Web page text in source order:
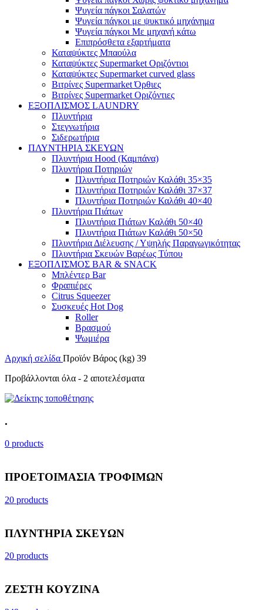
Ψυγεία πάγκοι Σαλατών
Ψυγεία πάγκοι με ψυκτικό μηχάνημα
Ψυγεία πάγκοι Με μηχανή κάτω
Επιπρόσθετα εξαρτήματα
Καταψύκτες Μπαούλα
Καταψύκτες Supermarket Οριζόντιοι
Καταψύκτες Supermarket curved glass
Βιτρίνες Supermarket Όρθιες
Βιτρίνες Supermarket Οριζόντιες
ΕΞΟΠΛΙΣΜΟΣ LAUNDRY
Πλυντήρια
Στεγνωτήρια
Σιδερωτήρια
ΠΛΥΝΤΗΡΙΑ ΣΚΕΥΩΝ
Πλυντήρια Hood (Καμπάνα)
Πλυντήρια Ποτηριών
Πλυντήρια Ποτηριών Καλάθι 35×35
Πλυντήρια Ποτηριών Καλάθι 37×37
Πλυντήρια Ποτηριών Καλάθι 40×40
Πλυντήρια Πιάτων
Πλυντήρια Πιάτων Καλάθι 50×40
Πλυντήρια Πιάτων Καλάθι 50×50
Πλυντήρια Διέλευσης / Υψηλής Παραγωγικότητας
Πλυντήρια Σκευών Βαρέως Τύπου
ΕΞΟΠΛΙΣΜΟΣ BAR & SNACK
Μπλέντερ Bar
Φραπιέρες
Citrus Squeezer
Συσκευές Hot Dog
Roller
Βρασμού
Ψωμιέρα
Αρχική σελίδα Προϊόν Βάρος (kg) 39
Προβάλλονται όλα - 2 αποτελέσματα
.
0 products
ΠΡΟΕΤΟΙΜΑΣΙΑ ΤΡΟΦΙΜΩΝ
20 products
ΠΛΥΝΤΗΡΙΑ ΣΚΕΥΩΝ
20 products
ΖΕΣΤΗ ΚΟΥΖΙΝΑ